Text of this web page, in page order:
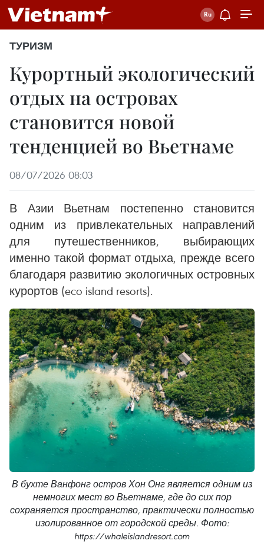
ТУРИЗМ
Курортный экологический
отдых на островах
становится новой
тенденцией во Вьетнаме
08/07/2026 08:03
В Азии Вьетнам постепенно становится
одним из привлекательных направлений
для путешественников, выбирающих
именно такой формат отдыха, прежде всего
благодаря развитию экологичных островных
курортов (eco island resorts).
В бухте Ванфонг остров Хон Онг является одним из
немногих мест во Вьетнаме, где до сих пор
сохраняется пространство, практически полностью
изолированное от городской среды. Фото:
https://whaleislandresort.com